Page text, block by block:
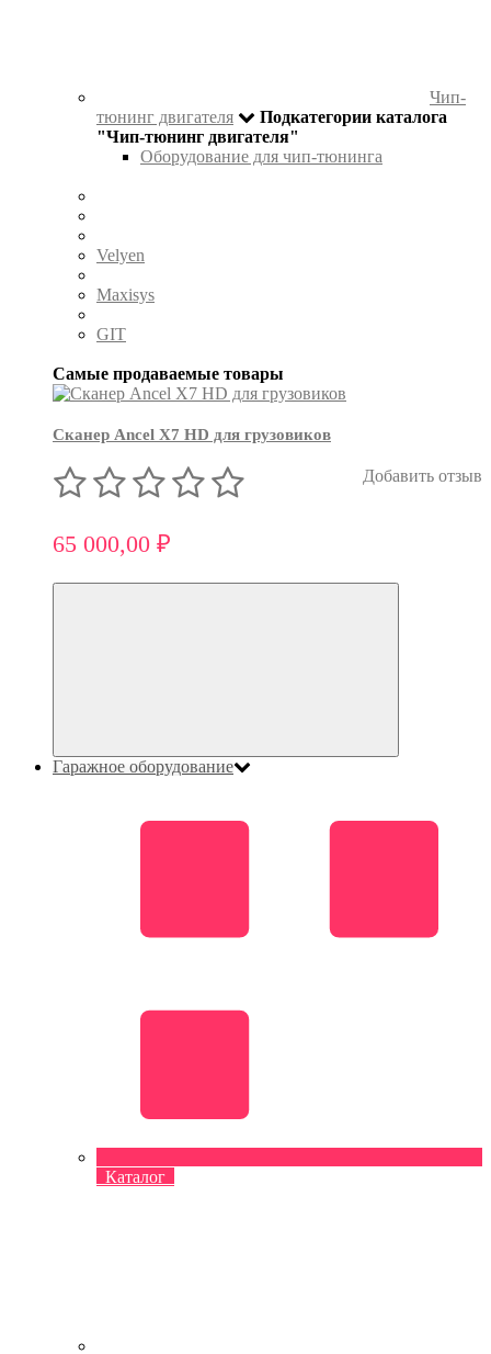
Чип-
тюнинг двигателя
Подкатегории каталога
"Чип-тюнинг двигателя"
Оборудование для чип-тюнинга
Velyen
Maxisys
GIT
Самые продаваемые товары
Сканер Ancel X7 HD для грузовиков
Добавить отзыв
65 000,00 ₽
Гаражное оборудование
Каталог